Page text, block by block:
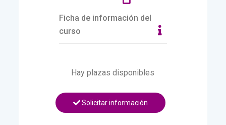
Ficha de información del
curso
Hay plazas disponibles
Solicitar información